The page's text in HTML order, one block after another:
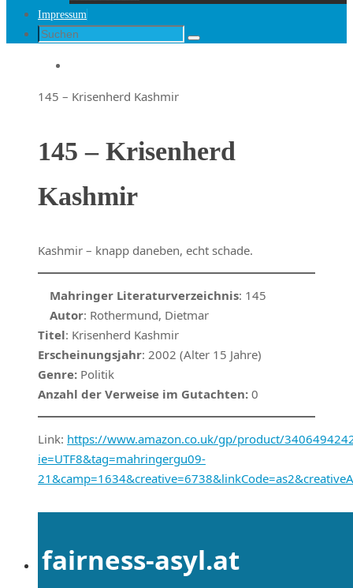
Impressum
Suche
Suchen
Startseite
145 – Krisenherd Kashmir
145 – Krisenherd
Kashmir
Kashmir – knapp daneben, echt schade.
Mahringer Literaturverzeichnis: 145
Autor: Rothermund, Dietmar
Titel: Krisenherd Kashmir
Erscheinungsjahr: 2002 (Alter 15 Jahre)
Genre: Politik
Anzahl der Verweise im Gutachten: 0
Link: https://www.amazon.co.uk/gp/product/
ie=UTF8&tag=mahringergu09-
fairness-asyl.at